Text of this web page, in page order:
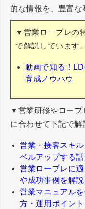
的な情報を、豊富な
▼営業ロープレの
で解説しています
動画で知る！
育成ノウハウ
▼営業研修やロープ
に合わせて下記で解
営業・接客スキ
ベルアップする話
営業ロープレに
や成功事例を解説
営業マニュアル
方・運用ポイント